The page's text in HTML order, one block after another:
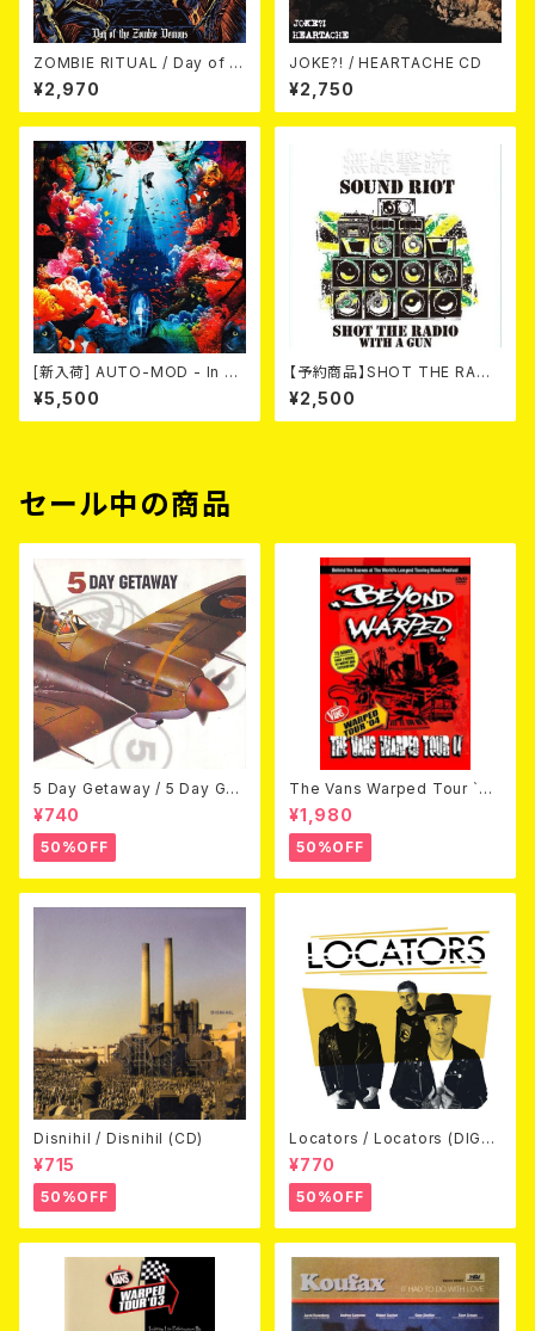
ZOMBIE RITUAL / Day of th
e Zombie Demons
¥2,970
JOKE?! / HEARTACHE CD
¥2,750
[新入荷] AUTO-MOD - In Th
e Wake Of KING AUTO-MO
D（CD+DVD/初回限定盤）
¥5,500
【予約商品】SHOT THE RADI
O WITH A GUN / SOUND RI
OT (CD)【8月８日発売】
¥2,500
セール中の商品
5 Day Getaway / 5 Day Get
away (CDEP)
¥740
50%OFF
The Vans Warped Tour `04
Beyond Warped (国内盤DV
D)
¥1,980
50%OFF
Disnihil / Disnihil (CD)
¥715
50%OFF
Locators / Locators (DIGPA
CK CD)
¥770
50%OFF